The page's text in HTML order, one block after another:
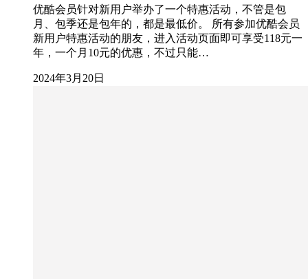
优酷会员针对新用户举办了一个特惠活动，不管是包
月、包季还是包年的，都是最低价。 所有参加优酷会员
新用户特惠活动的朋友，进入活动页面即可享受118元一
年，一个月10元的优惠，不过只能…
2024年3月20日